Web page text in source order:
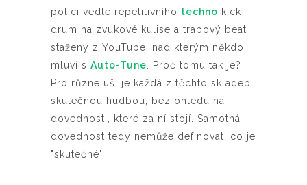
polici vedle repetitivního techno kick
drum na zvukové kulise a trapový beat
stažený z YouTube, nad kterým někdo
mluví s Auto-Tune . Proč tomu tak je?
Pro různé uši je každá z těchto skladeb
skutečnou hudbou, bez ohledu na
dovednosti, které za ní stojí. Samotná
dovednost tedy nemůže definovat, co je
"skutečné".